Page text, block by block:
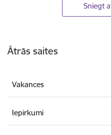
Sniegt
Ātrās saites
Vakances
Iepirkumi